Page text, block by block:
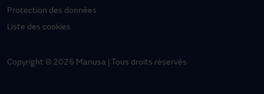
Protection des données
Liste des cookies
Copyright © 2026 Manusa | Tous droits réservés